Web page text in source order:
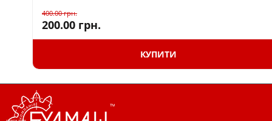
400.00грн.
200.00 грн.
КУПИТИ